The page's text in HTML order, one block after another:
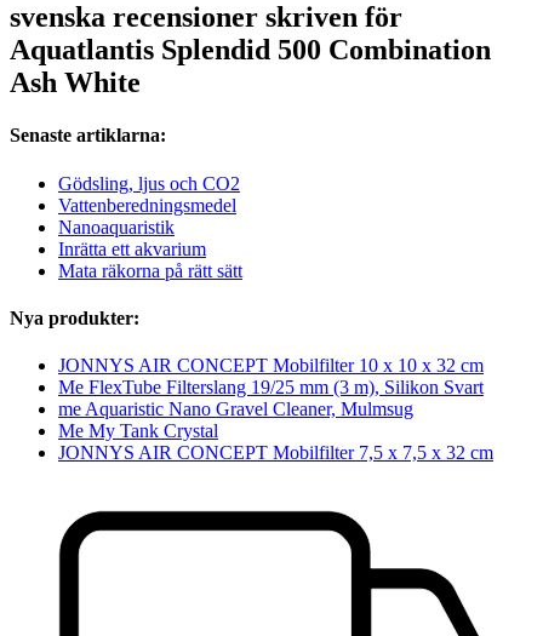
svenska recensioner skriven för
Aquatlantis Splendid 500 Combination
Ash White
Senaste artiklarna:
Gödsling, ljus och CO2
Vattenberedningsmedel
Nanoaquaristik
Inrätta ett akvarium
Mata räkorna på rätt sätt
Nya produkter:
JONNYS AIR CONCEPT Mobilfilter 10 x 10 x 32 cm
Me FlexTube Filterslang 19/25 mm (3 m), Silikon Svart
me Aquaristic Nano Gravel Cleaner, Mulmsug
Me My Tank Crystal
JONNYS AIR CONCEPT Mobilfilter 7,5 x 7,5 x 32 cm